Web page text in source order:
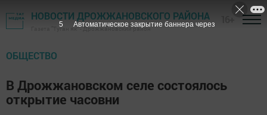
НОВОСТИ ДРОЖЖАНОВСКОГО РАЙОНА
Газета "Туган як" - Дрожжановский район
ОБЩЕСТВО
В Дрожжановском селе состоялось
открытие часовни
4 Автоматическое закрытие баннера через